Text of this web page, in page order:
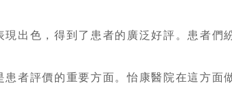
出色，得到了患者的廣泛好評。患者們
者評價的重要方面。怡康醫院在這方面